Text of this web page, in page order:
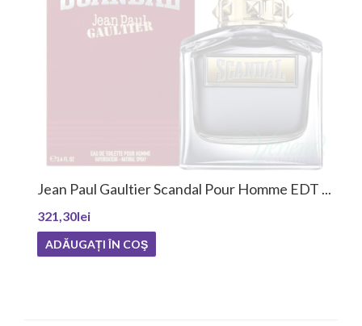
Jean Paul Gaultier Scandal Pour Homme EDT ...
321,30lei
ADĂUGAȚI ÎN COŞ